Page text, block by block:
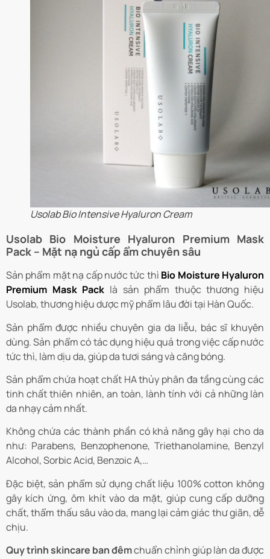
Usolab Bio Intensive Hyaluron Cream
Usolab Bio Moisture Hyaluron Premium Mask
Pack – Mặt nạ ngủ cấp ẩm chuyên sâu
Sản phẩm mặt nạ cấp nước tức thì Bio Moisture Hyaluron
Premium Mask Pack là sản phẩm thuộc thương hiệu
Usolab, thương hiệu dược mỹ phẩm lâu đời tại Hàn Quốc.
Sản phẩm được nhiều chuyên gia da liễu, bác sĩ khuyên
dùng. Sản phẩm có tác dụng hiệu quả trong việc cấp nước
tức thì, làm dịu da, giúp da tươi sáng và căng bóng.
Sản phẩm chứa hoạt chất HA thủy phân đa tầng cùng các
tinh chất thiên nhiên, an toàn, lành tính với cả những làn
da nhạy cảm nhất.
Không chứa các thành phần có khả năng gây hại cho da
như: Parabens, Benzophenone, Triethanolamine, Benzyl
Alcohol, Sorbic Acid, Benzoic A,…
Đặc biệt, sản phẩm sử dụng chất liệu 100% cotton không
gây kích ứng, ôm khít vào da mặt, giúp cung cấp dưỡng
chất, thẩm thấu sâu vào da, mang lại cảm giác thư giãn, dễ
chịu.
Quy trình skincare ban đêmchuẩn chỉnh giúp làn da được